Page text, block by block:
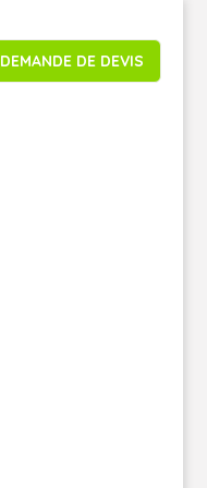
DEMANDE DE DEVIS